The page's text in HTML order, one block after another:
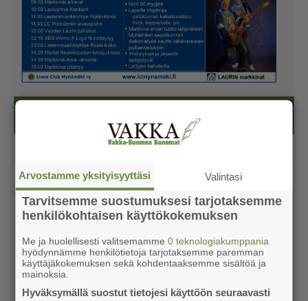
Arvostamme yksityisyyttäsi Valintasi
Tarvitsemme suostumuksesi tarjotaksemme
henkilökohtaisen käyttökokemuksen
Me ja huolellisesti valitsemamme0 teknologiakumppania
hyödynnämme henkilötietoja tarjotaksemme paremman
käyttäjäkokemuksen sekä kohdentaaksemme sisältöä ja
mainoksia.
Hyväksymällä suostut tietojesi käyttöön seuraavasti